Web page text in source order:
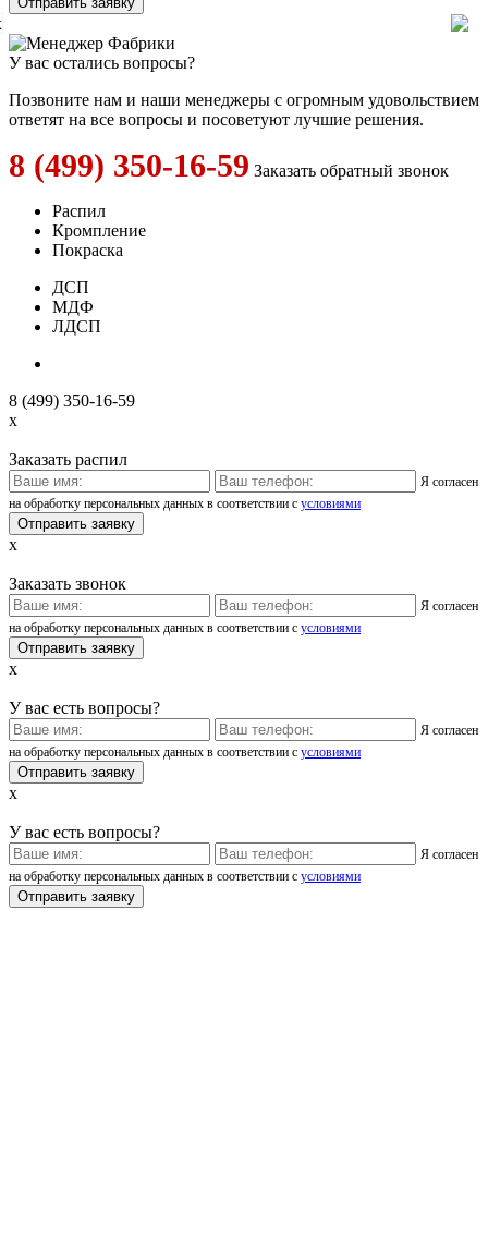
У вас остались вопросы?
Позвоните нам и наши менеджеры с огромным удовольствием
ответят на все вопросы и посоветуют лучшие решения.
8 (499) 350-16-59 Заказать обратный звонок
Распил
Кромпление
Покраска
ДСП
МДФ
ЛДСП
8 (499) 350-16-59
x
Заказать распил
Я согласен
на обработку персональных данных в соответствии с условиями
x
Заказать звонок
Я согласен
на обработку персональных данных в соответствии с условиями
x
У вас есть вопросы?
Я согласен
на обработку персональных данных в соответствии с условиями
x
У вас есть вопросы?
Я согласен
на обработку персональных данных в соответствии с условиями